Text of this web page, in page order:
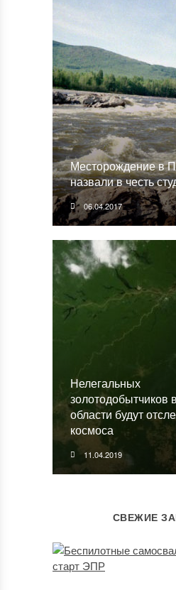
Месторождение в
назвали в честь
06.04.2017
Нелегальных
золотодобытчиков
области будут
космоса
11.04.2019
СВЕЖИЕ